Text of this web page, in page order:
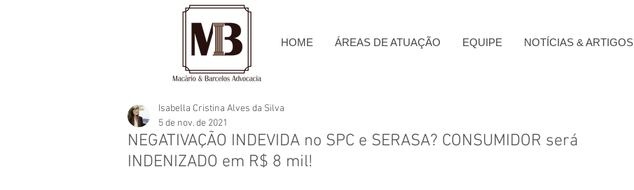
HOME ÁREAS DE ATUAÇÃO EQUIPE NOTÍCIAS & ARTIGOS
NEGATIVAÇÃO INDEVIDA no SPC e SERASA? CONSUMIDOR será
INDENIZADO em R$ 8 mil!
Isabella Cristina Alves da Silva
5 de nov. de 2021